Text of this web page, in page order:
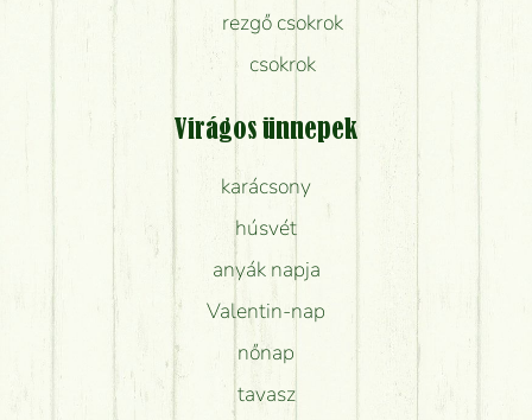
rezgő csokrok
csokrok
Virágos ünnepek
karácsony
húsvét
anyák napja
Valentin-nap
nőnap
tavasz